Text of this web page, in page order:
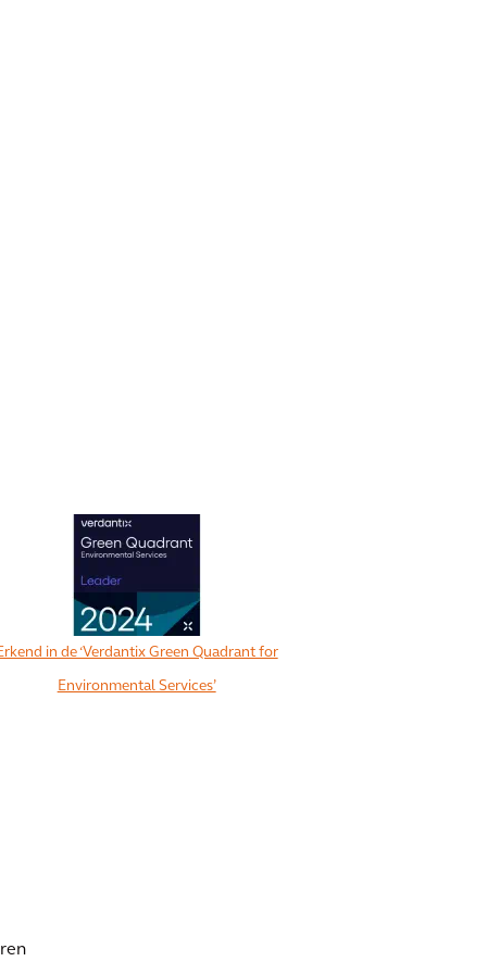
in de ‘Verdantix Green Quadrant for
Environmental Services’